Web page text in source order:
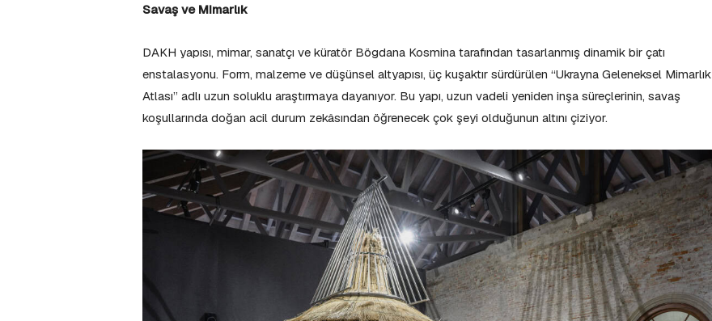
Savaş ve Mimarlık
DAKH yapısı, mimar, sanatçı ve küratör Bögdana Kosmina tarafından tasarlanmış dinamik bir çatı
enstalasyonu. Form, malzeme ve düşünsel altyapısı, üç kuşaktır sürdürülen “Ukrayna Geleneksel Mimarlık
Atlası” adlı uzun soluklu araştırmaya dayanıyor. Bu yapı, uzun vadeli yeniden inşa süreçlerinin, savaş
koşullarında doğan acil durum zekâsından öğrenecek çok şeyi olduğunun altını çiziyor.